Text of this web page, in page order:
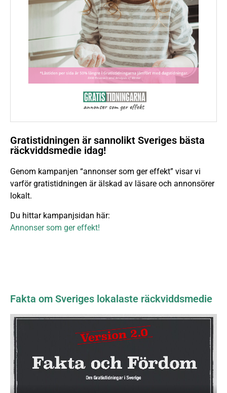
Gratistidningen är sannolikt Sveriges bästa
räckviddsmedie idag!
Genom kampanjen “annonser som ger effekt” visar vi
varför gratistidningen är älskad av läsare och annonsörer
lokalt.
Du hittar kampanjsidan här:
Annonser som ger effekt!
Fakta om Sveriges lokalaste räckviddsmedie